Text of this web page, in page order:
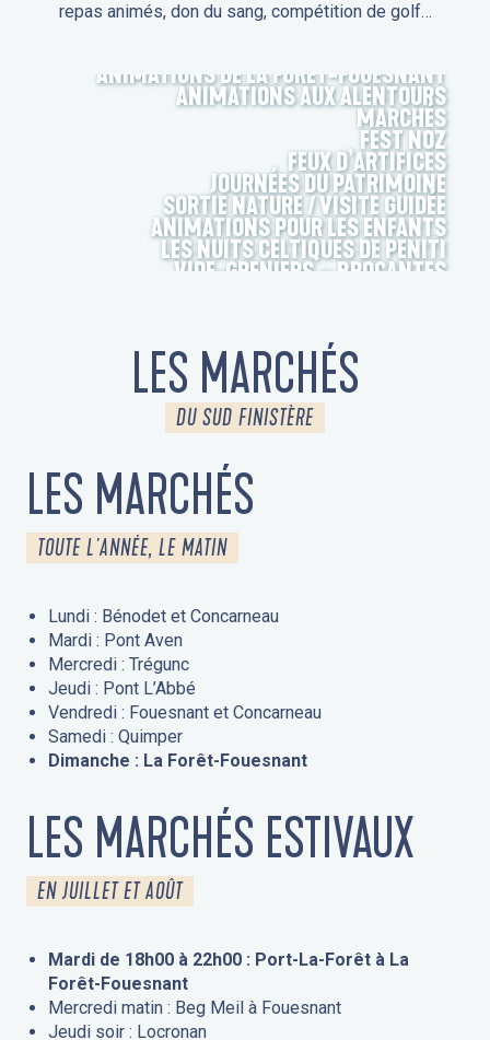
repas animés, don du sang, compétition de golf…
ANIMATIONS DE LA FORÊT-FOUESNANT
ANIMATIONS AUX ALENTOURS
MARCHÉS
FEST NOZ
FEUX D’ARTIFICES
JOURNÉES DU PATRIMOINE
SORTIE NATURE / VISITE GUIDÉE
ANIMATIONS POUR LES ENFANTS
LES NUITS CELTIQUES DE PENITI
VIDE-GRENIERS – BROCANTES
LES MARCHÉS
DU SUD FINISTÈRE
LES MARCHÉS
TOUTE L'ANNÉE, LE MATIN
Lundi : Bénodet et Concarneau
Mardi : Pont Aven
Mercredi : Trégunc
Jeudi : Pont L’Abbé
Vendredi : Fouesnant et Concarneau
Samedi : Quimper
Dimanche : La Forêt-Fouesnant
LES MARCHÉS ESTIVAUX
EN JUILLET ET AOÛT
Mardi de 18h00 à 22h00 : Port-La-Forêt à La
Forêt-Fouesnant
Mercredi matin : Beg Meil à Fouesnant
Jeudi soir : Locronan